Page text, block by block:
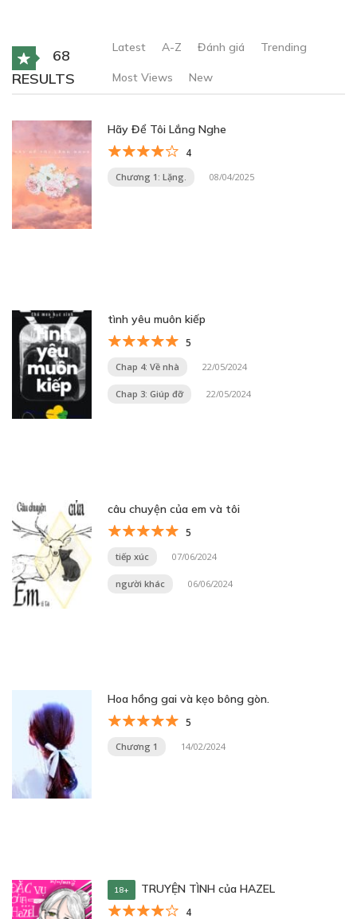
68
RESULTS
Latest A-Z Đánh giá Trending
Most Views New
Hãy Để Tôi Lắng Nghe
4
Chương 1: Lặng. 08/04/2025
tình yêu muôn kiếp
5
Chap 4: Về nhà 22/05/2024
Chap 3: Giúp đỡ 22/05/2024
câu chuyện của em và tôi
5
tiếp xúc 07/06/2024
người khác 06/06/2024
Hoa hồng gai và kẹo bông gòn.
5
Chương 1 14/02/2024
18+ TRUYỆN TÌNH của HAZEL
4